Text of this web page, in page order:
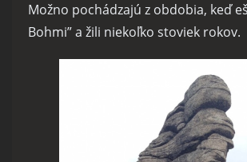
Možno pochádzajú z obdobia, keď
Bohmi” a žili niekoľko stoviek rokov.